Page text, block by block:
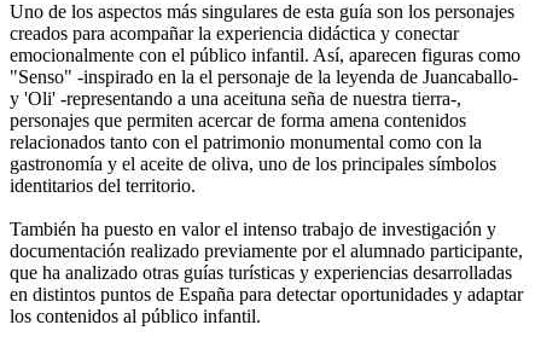
Uno de los aspectos más singulares de esta guía son los personajes
creados para acompañar la experiencia didáctica y conectar
emocionalmente con el público infantil. Así, aparecen figuras como
"Senso" -inspirado en la el personaje de la leyenda de Juancaballo-
y 'Oli' -representando a una aceituna seña de nuestra tierra-,
personajes que permiten acercar de forma amena contenidos
relacionados tanto con el patrimonio monumental como con la
gastronomía y el aceite de oliva, uno de los principales símbolos
identitarios del territorio.
También ha puesto en valor el intenso trabajo de investigación y
documentación realizado previamente por el alumnado participante,
que ha analizado otras guías turísticas y experiencias desarrolladas
en distintos puntos de España para detectar oportunidades y adaptar
los contenidos al público infantil.